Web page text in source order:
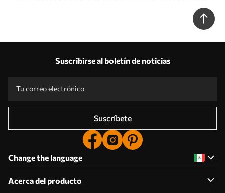
Suscribirse al boletín de noticias
Suscríbete
Change the language
Acerca del producto